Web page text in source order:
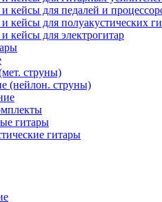
кейсы для педалей и
кейсы для полуакустических
кейсы для электрогитар
струны)
(нейлон. струны)
гитары
гитары